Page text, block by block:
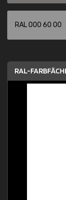
RAL 000 60 00
RAL-